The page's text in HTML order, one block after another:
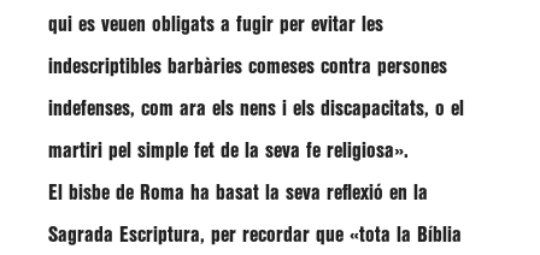
qui es veuen obligats a fugir per evitar les
indescriptibles barbàries comeses contra persones
indefenses, com ara els nens i els discapacitats, o el
martiri pel simple fet de la seva fe religiosa».
El bisbe de Roma ha basat la seva reflexió en la
Sagrada Escriptura, per recordar que «tota la Bíblia